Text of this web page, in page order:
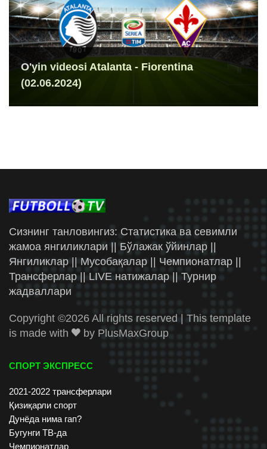
O'yin videosi Atalanta - Fiorentina
(02.06.2024)
Сизнинг танловингиз: Статистика ва севимли
жамоа янгиликлари || Бўлажак ўйинлар ||
Янгиликлар || Мусобақалар || Чемпионатлар ||
Трансферлар || LIVE натижалар || Турнир
жадваллари
Copyright ©2026 All rights reserved | This template
is made with
by PlusMaxGroup
СПОРТ ЭКСПРЕСС
2021-2022 трансферлари
Қизиқарли спорт
Дунёда нима гап?
Бугунги ТВ-да
Чемпионатлар